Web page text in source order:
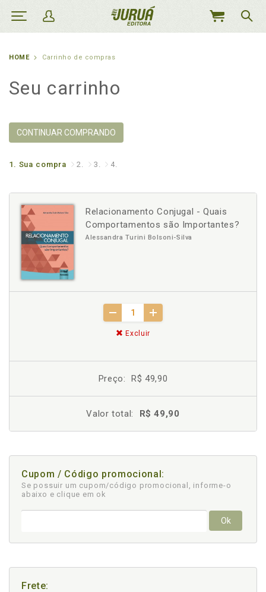
MEU
HOME Carrinho de compras
Seu carrinho
CONTINUAR COMPRANDO
1. Sua compra 2. 3. 4.
Relacionamento Conjugal - Quais
Comportamentos são Importantes?
Alessandra Turini Bolsoni-Silva
Excluir
Preço: R$ 49,90
Valor total: R$ 49,90
Cupom / Código promocional:
Se possuir um cupom/código promocional, informe-o
abaixo e clique em ok
Ok
Frete: